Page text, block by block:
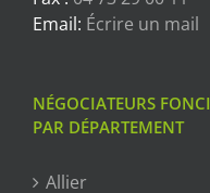
Email: Écrire un mail
NÉGOCIATEURS
PAR DÉPARTEMENT
Allier